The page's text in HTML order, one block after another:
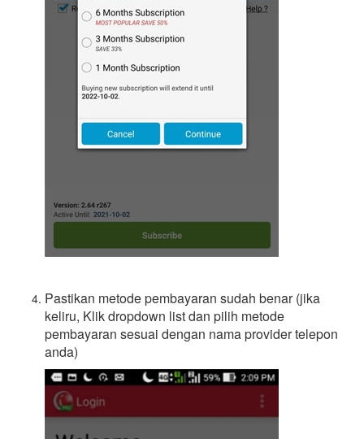
Pastikan metode pembayaran sudah benar (jika
keliru, Klik dropdown list dan pilih metode
pembayaran sesuai dengan nama provider telepon
anda)